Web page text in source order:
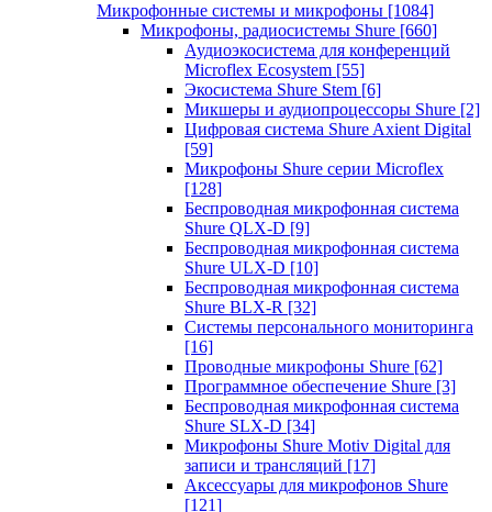
Микрофонные системы и микрофоны [1084]
Микрофоны, радиосистемы Shure [660]
Аудиоэкосистема для конференций
Microflex Ecosystem [55]
Экосистема Shure Stem [6]
Микшеры и аудиопроцессоры Shure [2]
Цифровая система Shure Axient Digital
[59]
Микрофоны Shure серии Microflex
[128]
Беспроводная микрофонная система
Shure QLX-D [9]
Беспроводная микрофонная система
Shure ULX-D [10]
Беспроводная микрофонная система
Shure BLX-R [32]
Системы персонального мониторинга
[16]
Проводные микрофоны Shure [62]
Программное обеспечение Shure [3]
Беспроводная микрофонная система
Shure SLX-D [34]
Микрофоны Shure Motiv Digital для
записи и трансляций [17]
Аксессуары для микрофонов Shure
[121]